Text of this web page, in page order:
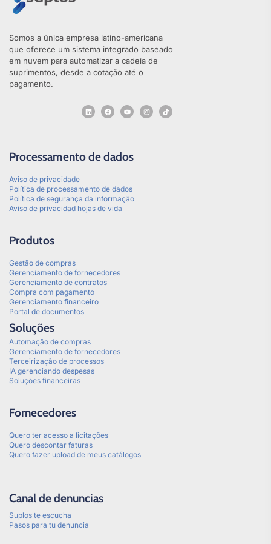
Somos a única empresa latino-americana
que oferece um sistema integrado baseado
em nuvem para automatizar a cadeia de
suprimentos, desde a cotação até o
pagamento.
Processamento de dados
Aviso de privacidade
Política de processamento de dados
Política de segurança da informação
Aviso de privacidad hojas de vida
Produtos
Gestão de compras
Gerenciamento de fornecedores
Gerenciamento de contratos
Compra com pagamento
Gerenciamento financeiro
Portal de documentos
Soluções
Automação de compras
Gerenciamento de fornecedores
Terceirização de processos
IA gerenciando despesas
Soluções financeiras
Fornecedores
Quero ter acesso a licitações
Quero descontar faturas
Quero fazer upload de meus catálogos
Canal de denuncias
Suplos te escucha
Pasos para tu denuncia